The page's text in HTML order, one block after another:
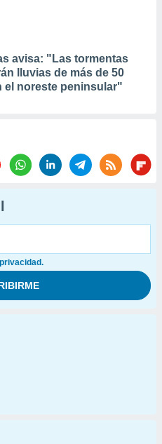
avisa: "Las tormentas
lluvias de más de 50
el noreste peninsular"